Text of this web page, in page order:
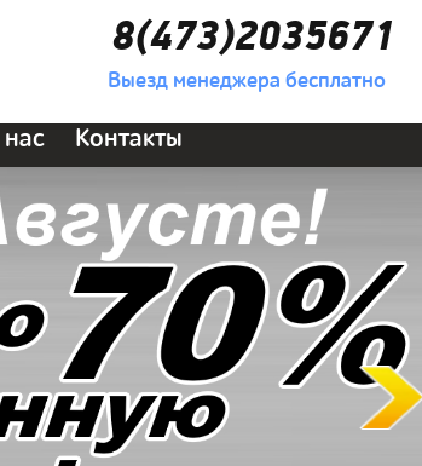
8(473)2035671
Выезд менеджера бесплатно
Контакты